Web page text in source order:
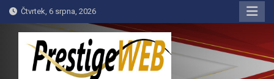
Skip
to
Čtvrtek, 6 srpna, 2026